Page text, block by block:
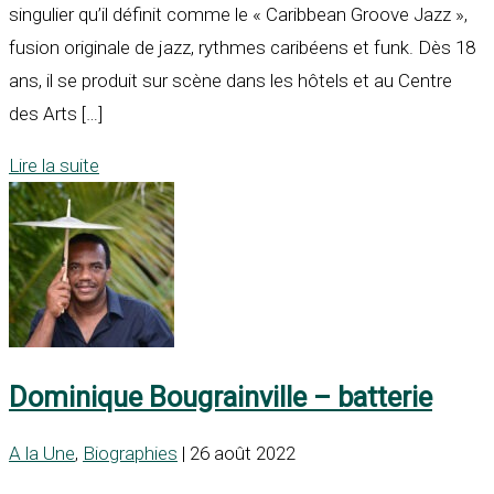
singulier qu’il définit comme le « Caribbean Groove Jazz »,
fusion originale de jazz, rythmes caribéens et funk. Dès 18
ans, il se produit sur scène dans les hôtels et au Centre
des Arts […]
Lire la suite
Dominique Bougrainville – batterie
A la Une, Biographies | 26 août 2022